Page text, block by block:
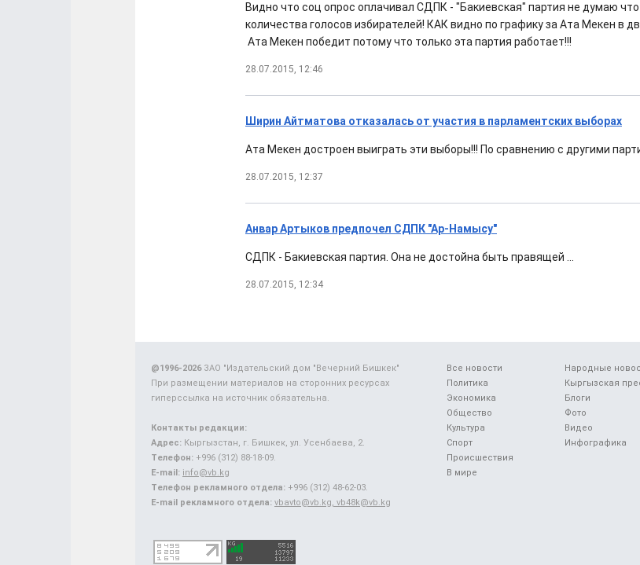
Видно что соц опрос оплачивал СДПК - "Бакиевская" партия не думаю
количества голосов избирателей! КАК видно по графику за Ата Мекен в
Ата Мекен победит потому что только эта партия работает!!!
28.07.2015, 12:46
Ширин Айтматова отказалась от участия в парламентских выборах
Ата Мекен достроен выиграть эти выборы!!! По сравнению с другими
28.07.2015, 12:37
Анвар Артыков предпочел СДПК "Ар-Намысу"
СДПК - Бакиевская партия. Она не достойна быть правящей ...
28.07.2015, 12:34
Все новости
Политика
Экономика
Общество
Культура
Спорт
Происшествия
В мире
Народные
Кыргызская
Блоги
Фото
Видео
Инфографика
@1996-2026ЗАО "Издательский дом "Вечерний Бишкек"
При размещении материалов на сторонних ресурсах
гиперссылка на источник обязательна.
Контакты редакции:
Адрес: Кыргызстан, г. Бишкек, ул. Усенбаева, 2.
Телефон: +996 (312) 88-18-09.
E-mail: info@vb.kg
Телефон рекламного отдела: +996 (312) 48-62-03.
E-mail рекламного отдела: vbavto@vb.kg, vb48k@vb.kg